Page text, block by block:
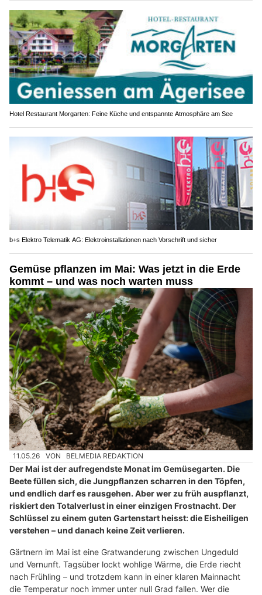
Hotel Restaurant Morgarten: Feine Küche und entspannte Atmosphäre am See
b+s Elektro Telematik AG: Elektroinstallationen nach Vorschrift und sicher
Gemüse pflanzen im Mai: Was jetzt in die Erde
kommt – und was noch warten muss
11.05.26 VON BELMEDIA REDAKTION
Der Mai ist der aufregendste Monat im Gemüsegarten. Die
Beete füllen sich, die Jungpflanzen scharren in den Töpfen,
und endlich darf es rausgehen. Aber wer zu früh auspflanzt,
riskiert den Totalverlust in einer einzigen Frostnacht. Der
Schlüssel zu einem guten Gartenstart heisst: die Eisheiligen
verstehen – und danach keine Zeit verlieren.
Gärtnern im Mai ist eine Gratwanderung zwischen Ungeduld
und Vernunft. Tagsüber lockt wohlige Wärme, die Erde riecht
nach Frühling – und trotzdem kann in einer klaren Mainnacht
die Temperatur noch immer unter null Grad fallen. Wer die